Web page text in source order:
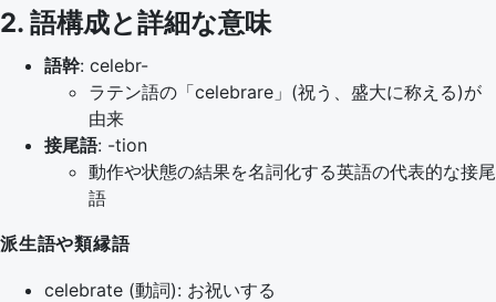
2. 語構成と詳細な意味
語幹: celebr-
ラテン語の「celebrare」(祝う、盛大に称える)が
由来
接尾語: -tion
動作や状態の結果を名詞化する英語の代表的な接尾
語
派生語や類縁語
celebrate (動詞): お祝いする